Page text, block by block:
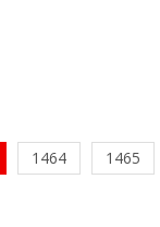
1464
1465